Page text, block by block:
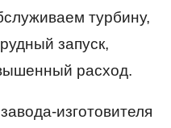
турбину,
запуск,
расход.
изготовителя